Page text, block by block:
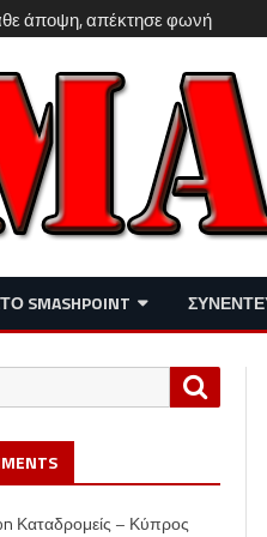
άποψη, απέκτησε φωνή
SMASHPOINT
ΔΙΑΣΚΈΔΑΣΗ – LIFESTYLE
Καταδρομείς – Κύπρος